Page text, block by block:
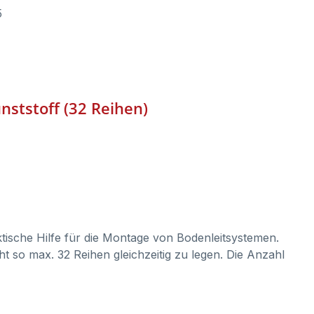
(32 Reihen)
Hilfe für die Montage von Bodenleitsystemen.
max. 32 Reihen gleichzeitig zu legen. Die Anzahl